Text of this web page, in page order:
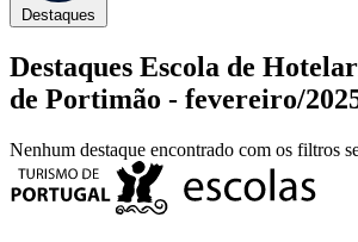
Destaques
Destaques Escola de
de Portimão - fevereiro/
Nenhum destaque encontrado com os filtros